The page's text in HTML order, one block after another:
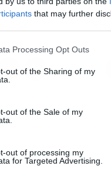
that may further
Processing Opt Outs
out of the Sharing of my
out of the Sale of my
out of processing my
for Targeted Advertising.
asistir a
que